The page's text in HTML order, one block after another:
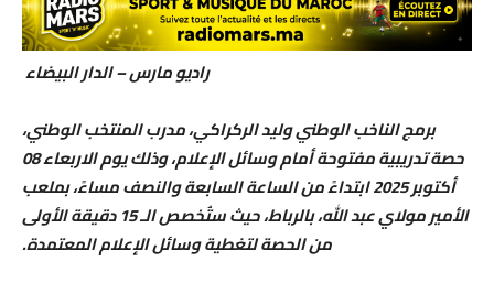
راديو مارس – الدار البيضاء
برمج الناخب الوطني وليد الركراكي، مدرب المنتخب الوطني،
حصة تدريبية مفتوحة أمام وسائل الإعلام، وذلك يوم الاربعاء 08
أكتوبر 2025 ابتداءً من الساعة السابعة والنصف مساءً، بملعب
الأمير مولاي عبد الله، بالرباط، حيث ستُخصص الـ 15 دقيقة الأولى
من الحصة لتغطية وسائل الإعلام المعتمدة.